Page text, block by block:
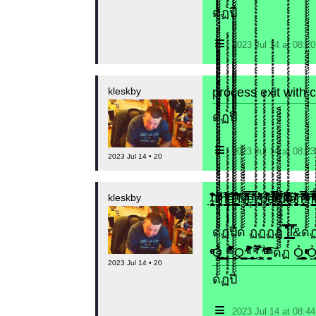
​ด้้้้้็็็็็้้้้้็็็็็้้้้้้้้็็็็็้้้้้็็็็็้้้้้้้้็็็็็้้้้้็็็็็้้้้้้้้็ฏ๎๎๎๎๎๎๎๎๎๎๎๎๎๎๎๎๎๎๎๎ปี้้้้้้้้้้้้้้้้้้้้้้้้้้้้้้้้้้้้้้้้้้้้้้้้้้้้้้้้้้้้้้้้้้้้้้้้้
≡ 2023 Jul 14 at
kleskby
2023 Jul 14 • 20
process exit with
​ด้้้้้็็็็็้้้้้็็็็็้้้้้้้้็็็็็้้้้้็็็็็้้้้้้้้็็็็็้้้้้็็็็็้้้้้้้้็ฏ๎๎๎๎๎๎๎๎๎๎๎๎๎๎๎๎๎๎๎๎ปี้้้้้้้้้้้้้้้้้้้้้้้้้้้้้้้้้้้้้้้้้้้้้้้้้้้้้้้้้้้้้้้้้้้้้้้้้
≡ 2023 Jul 14 at
kleskby
2023 Jul 14 • 20
̴̴̢̠̣̳̗̖̞͙͕͖̳̗̖̍ͬ̃̊̌̇͛̏͆̆̔̒̑͋ͥ͘͢T̷̛͚̲̠͔̻͔̞̲̻̜̜ͦ̎ͩ̅ͤ̒͂̏ͬ̀ͮ̌̎͐h̢͕̰̭̙̤̪̤̞̠͇̯̼͎͊̔ͥ͒̽ͥ̇̂̃̏ͮ̉̀̚̚͟͞ȅ̬͕͎͈̬̪͍̦͔͓̺͎̳̙̐̀̇̈͆̇ͪ̂̽̅͒͞ ̤̭̳̹̖̫͚͕̯̗̞̪̱͎̬ͥ̍ͬ̏̀̐̎̓̄̈̊̈́̇͘͡͡N̢̘̻̮̻̝̤ͧͥ̈ͦ̅̄̑̆̈͒̿̇̒̽͐͛͌͒ͧ͠ȩ̖̝̪̳̤̼̲͂̎̋ͣͦ̌̓̿͟z̨̰̙̼͍̙̼̥̣̫̙̻̝̳͉ͩ͗̽̔͆̒ͥ̓͂̈́ͥ̕ͅp̮̥͍͚̹̟̹͍͔̫͔̂̔ͬ̂͑̓̽ͭ͌ͨ̂́̚͞ȇ̵̴̉̿ͥ̍ͨ̓͋̔ͪ̓̋ͨͣ̉̉̎̓́̚҉͎̳͙̯͙̳̖͈̹̣͔̫̱̖̼̫͖r̡͔͖̫̳̟͙͎̗̜͙̓ͧ̀ͮ̃͂͛̽̑ͧ͛ͤ͋͜͡ͅd̸̤̗̭̟̣̗̖̤̲̖͙̗͇̄͗̂͋ͦ̄ͪ́͘̕ĭ̶̵̱̼̻̝̦͓̖̱̜̜͙̪̲̼͔̝̓̉ͧ̍ͬ̅͋̑ͫ̾̈́̊̓̕͡ͅa̡̧̯̙͓͔̼͕̳͕̫̭͙͕ͬ̔ͨ̄́ͭͬ͑͆̋ñ̢̜̩͎͇̮̬̝͎̠̝̮͙̤̣̈̍̓͛̿͑ͦͥ̾ͨ͆̋͘ͅ
ด้้้้้็็็็็้้้้้็็็็็้้้้้้้้็็็็็้้้้้็็็็็้้้้้้้้็็็็็้้้้้็็็็็้้้้้้้้็ฏ๎๎๎๎๎๎๎๎๎๎๎๎๎๎๎๎๎๎๎๎ปี้้้้้้้้้้้้้้้้้้้้้้้้้้้้้้้้้้้้้้้้้้้้้้้้้้้้้้้้้้้้้้้้้้้้้้้้้ด้้้้้็็็็็้้้้้็็็็็้้้้้้้ ฏ๎๎๎๎๎๎๎๎๎๎๎๎๎๎๎๎๎๎๎๎๎๎๎๎๎๎๎๎๎๎๎๎๎๎๎๎๎๎๎๎๎๎๎๎๎๎๎๎๎๎๎๎๎๎๎๎๎๎๎๎๎๎๎๎๎๎๎๎๎๎๎๎๎๎๎๎๎๎๎๎๎๎๎๎๎๎๎ํํํํํํํํํํํํํํํํํฏ๎๎๎๎๎๎๎๎๎๎๎๎๎๎๎๎๎๎๎๎๎๎๎๎๎๎๎๎๎๎๎๎๎๎ฏ๎๎๎๎๎๎๎๎๎๎๎๎๎๎๎๎๎๎๎๎๎๎๎๎๎๎๎๎๎๎๎๎๎๎๎๎๎๎๎๎๎๎๎๎๎๎๎ฏ๎๎๎๎๎๎๎๎๎ ̳̳̳̳̳̳̳̳̳̳̳̳̳̳̳̳̳̳̳̳̳̳̳̳̳̳̳̳̳̳̳̳̳̳̳̳̳̳̳̳̳̳̳̳̳̳̳̳̳̳̳̳̳̳̳̳̳̳̳̳̳̳̳̳̳̳̳̳̳̳̳̳̳̳̳̳̳̳̳̿̿̿̿̊̿̿̿̿̊̿̿̿̿̊̿̿̿̿̊̿̿̿̿̊̿̿̿̿̊̿̿̿̿̊̿̿̿̿̊̿̿̿̿̊̿̿̿̿̊̿̿̿̿̊̿̿̿̿̊̿̿̿̿̊̿̿̿̿̊̿̿̿̿̊̿̿̿̿̊̿̿̿̿̊̿̿̿̿̊̿̿̿̿̊̿|̳̳̳̳̿̿̿̿l̳̳̳̳̳̳̳̳̳̳̳̳̳̿̿̿̿̊̿̿̿̿̊̿̿̿̿̊̿&​ด้้้้้็็็็็้้้้้็็็็็้้้้้้้้็็็็็้้้้้็็็็็้้้้้้้้็็็็็้้้้้็็็็็้้้้้้้้็
ͬͬͤͬͦỎ͖͈̞̩͎̻̫̫̜͉̠̫͕̭̭̫̫̹̗̹͈̼̠̖͍͚̥͈̮̼͕̠̤̯̻̥̬̗̼̳̤̳̬̪̹͚̞̼̠͕̼̠̦͚̫͔̯̹͉͉̘͎͕̼̣̝͙̱̟̹̩̟̳̦̭͉̮̖̭̣̣̞̙̗̜̺̭̻̥͚͙̝̦̲̱͉͖͉̰̦͎̫̣̼͎͍̠̮͓̹̹͉̤̰̗̙͕͇͔̱͕̭͈̳̗̭͔̘̖̺̮̜̠͖̘͓̳͕̟̠̱̫̤͓͔̘̰̲͙͍͇̙͎̣̼̗̖͙̯͉̠̟͈͍͕̪͓̝̩̦ ̤͇̬̠̳̭̞̺̲̳*͆͒̆ͪ͛ͭ͐̑̈́̑̆̆̎̊́̚̚͟ ̨̦͉͉Q̤͇̬̠̳̭̞̺̲̳*͆͒̆ͪ͛ͭ͐̑̈́̑̆̆̎̊́̚̚͟ ̨̦͉͉̯̲͔̱̠̖͙̗̻̱̲̹̹͓͙͝*̛̀̌̿ͬͥ͐͂͡ ̝̟͍̠͎̜̖̹͖̣͍͕̖̟̝͇̝̟̦*ͦͧͤͩͦ̃̀̌ͪ̆ ̊ͪͬͫ̋͏̛͙̤͚̜̤̺͠ͅ ด้็็็็็้็็็็็้็็็็็้็็็็็้็็็็็้็็็็็้็็็็็ฏ๎๎๎๎๎๎๎๎๎๎๎๎๎๎๎๎๎๎๎๎๎๎๎๎๎๎๎๎๎๎๎๎๎๎๎๎๎๎๎๎๎๎๎๎๎๎๎๎๎๎๎๎๎๎๎๎๎๎๎๎๎๎๎๎๎๎๎๎๎๎๎๎๎๎๎๎๎๎๎๎๎๎๎๎๎๎๎ํํํํํํํํํํํํํํํํํํํํํํํํํํ Ỏ͖͈̞̩͎̻̫̫̜͉̠̫͕̭̭̫̫̹̗̹͈̼̠̖͍͚̥͈̮̼͕̠̤̯̻̥̬̗̼̳̤̳̬̪̹͚̞̼̠͕̼̠̦͚̫͔̯̹͉͉̘͎͕̼̣̝͙̱̟̹̩̟̳̦̭͉̮̖̭̣̣̞̙̗̜̺̭̻̥͚͙̝̦̲̱͉͖͉̰̦͎̫̣̼͎͍̠̮͓̹̹͉̤̰̗̙͕͇͔̱ ͬͬͤͬͦỎ͖͈̞̩͎̻̫̫̜͉̠̫͕̭̭̫̫̹̗̹͈̼̠̖͍͚̥͈̮̼͕̠̤̯̻̥̬̗̼̳̤̳̬̪̹͚̞̼̠͕̼̠̦͚̫͔̯̹͉
​ด้้้้้็็็็็้้้้้็็็็็้้้้้้้้็็็็็้้้้้็็็็็้้้้้้้้็็็็็้้้้้็็็็็้้้้้้้้็ฏ๎๎๎๎๎๎๎๎๎๎๎๎๎๎๎๎๎๎๎๎ปี้้้้้้้้้้้้้้้้้้้้้้้้้้้้้้้้้้้้้้้้้้้้้้้้้้้้้้้้้้้้้้้้้้้้้้้้้
≡ 2023 Jul 14 at